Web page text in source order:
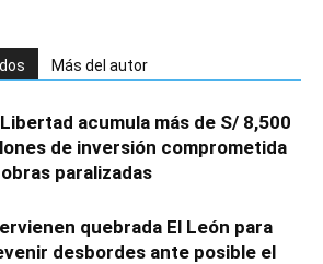
Más del autor
acumula más de S/ 8,500
de inversión comprometida
paralizadas
quebrada El León para
desbordes ante posible el